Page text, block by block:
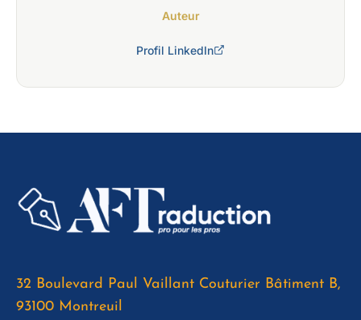
Auteur
Profil LinkedIn
32 Boulevard Paul Vaillant Couturier Bâtiment B,
93100 Montreuil